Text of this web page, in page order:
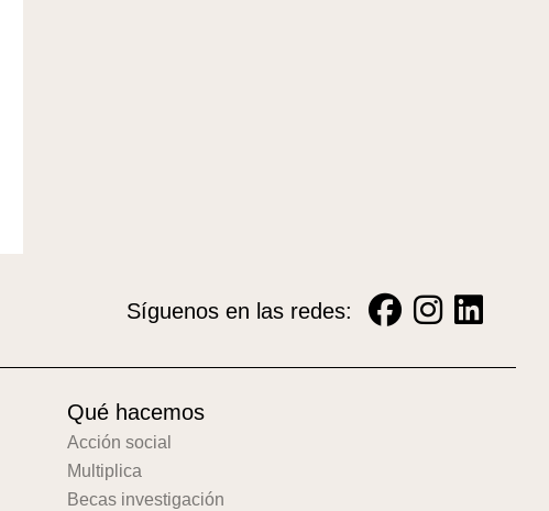
Síguenos en las redes:
Qué hacemos
Acción social
Multiplica
Becas investigación